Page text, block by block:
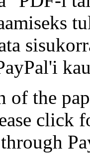
the
click